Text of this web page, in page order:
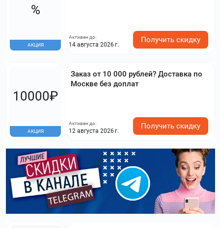
%
АКЦИЯ
Активен до:
14 августа 2026 г.
Получить скидку
Заказ от 10 000 рублей? Доставка по
Москве без доплат
10000₽
АКЦИЯ
Активен до:
12 августа 2026 г.
Получить скидку